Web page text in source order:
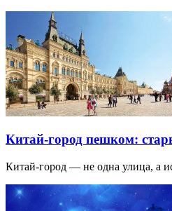
Китай-город пешком:
Китай-город — не одна улица, а